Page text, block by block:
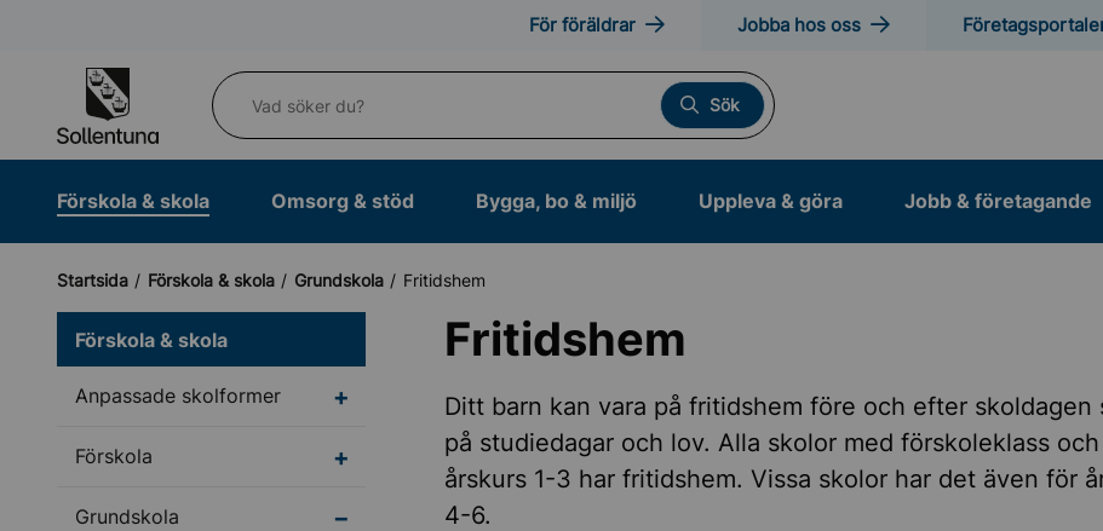
För föräldrar Jobba hos oss
Vad söker du?
Sök
Förskola & skola Omsorg & stöd Bygga, bo & miljö Uppleva & göra Jobb & företagande
Startsida Förskola & skola Grundskola Fritidshem
Förskola & skola
Anpassade skolformer Undermeny för Anpassade skolformer
Förskola Undermeny för Förskola
Grundskola Undermeny för Grundskola
Fritidshem
Ditt barn kan vara på fritidshem före och efter skoldagen
på studiedagar och lov. Alla skolor med förskoleklass och
årskurs 1-3 har fritidshem. Vissa skolor har det även för
4-6.